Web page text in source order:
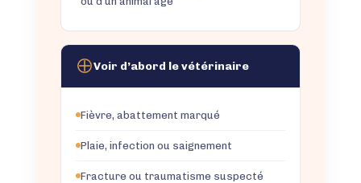
Voir d’abord le vétérinaire
Fièvre, abattement marqué
Plaie, infection ou saignement
Fracture ou traumatisme suspecté